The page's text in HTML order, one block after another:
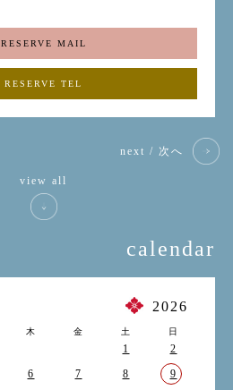
RESERVE MAIL
RESERVE TEL
next / 次へ
view all
calendar
2026
木 金 土 日
1
2
6 7 8
9